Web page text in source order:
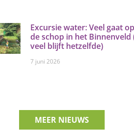
Excursie water: Veel gaat op
de schop in het Binnenveld
veel blijft hetzelfde)
7 juni 2026
MEER NIEUWS